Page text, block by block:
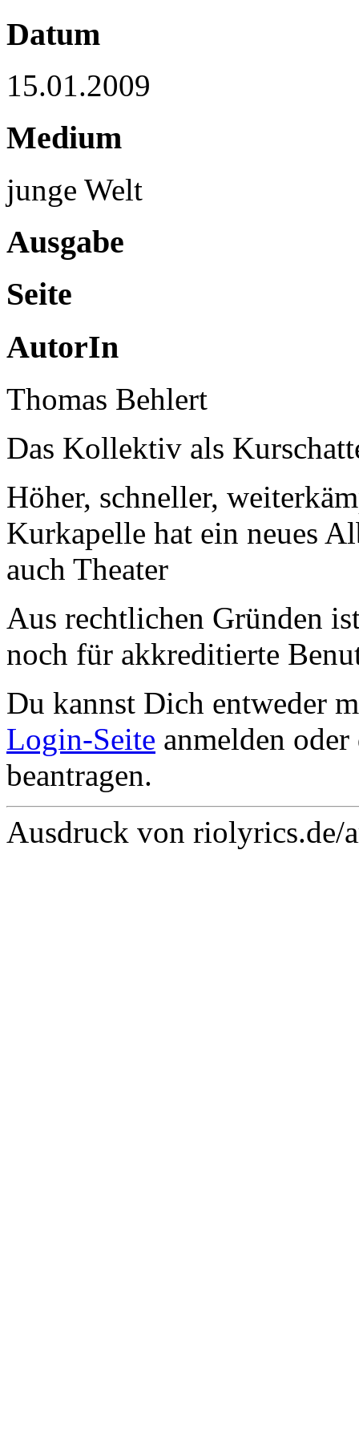
Datum
15.01.2009
Medium
junge Welt
Ausgabe
Seite
AutorIn
Thomas Behlert
Das Kollektiv als
Höher, schneller,
Kurkapelle hat ein neues
auch Theater
Aus rechtlichen Gründen
noch für akkreditierte
Du kannst Dich entweder
Login-Seite anmelden
beantragen.
Ausdruck von riolyrics.de/